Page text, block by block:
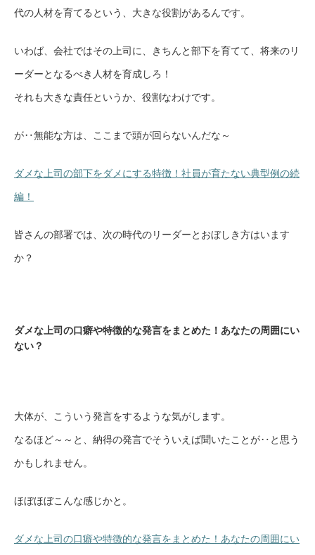
代の人材を育てるという、大きな役割があるんです。
いわば、会社ではその上司に、きちんと部下を育てて、将来のリ
ーダーとなるべき人材を育成しろ！
それも大きな責任というか、役割なわけです。
が‥無能な方は、ここまで頭が回らないんだな～
ダメな上司の部下をダメにする特徴！社員が育たない典型例の続
編！
皆さんの部署では、次の時代のリーダーとおぼしき方はいます
か？
ダメな上司の口癖や特徴的な発言をまとめた！あなたの周囲にい
ない？
大体が、こういう発言をするような気がします。
なるほど～～と、納得の発言でそういえば聞いたことが‥と思う
かもしれません。
ほぼほぼこんな感じかと。
ダメな上司の口癖や特徴的な発言をまとめた！あなたの周囲にい